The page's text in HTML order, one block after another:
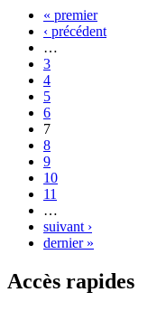
« premier
‹ précédent
…
3
4
5
6
7
8
9
10
11
…
suivant ›
dernier »
Accès rapides